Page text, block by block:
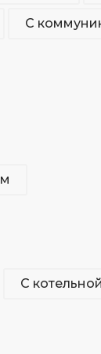
С
С котельной